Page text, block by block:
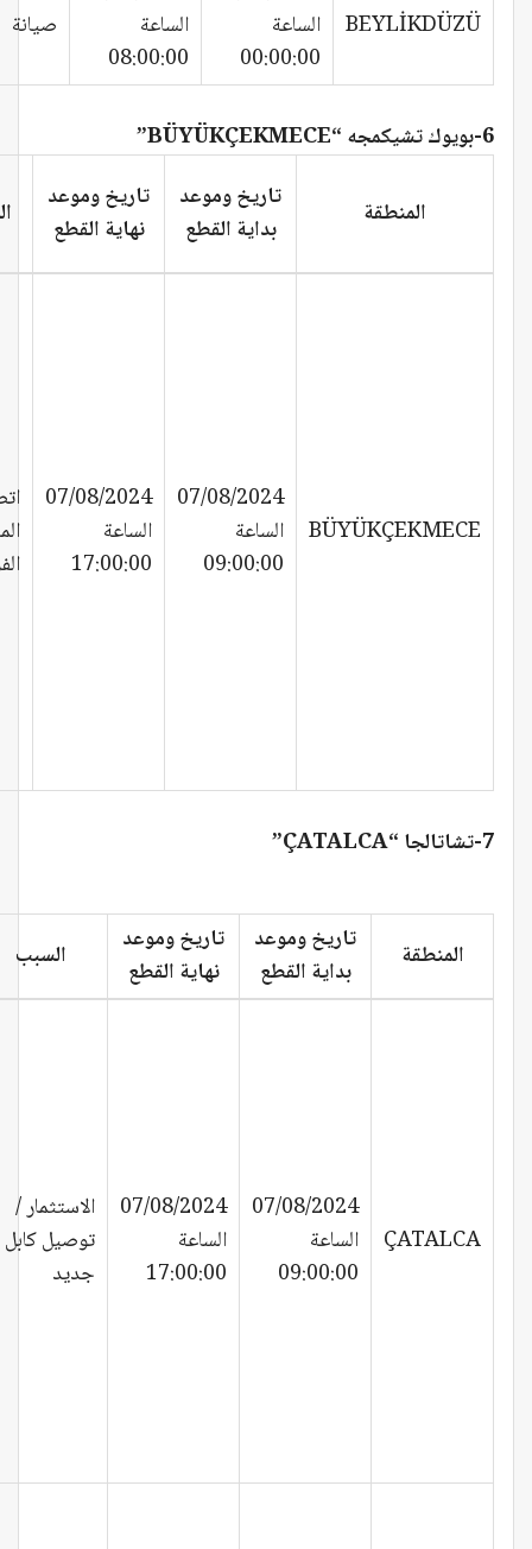
BEYLİKDÜZÜ
الساعة
00:00:00
الساعة
08:00:00
صيانة
6-بويوك تشيكمجه “BÜYÜKÇEKMECE”
المنطقة
تاريخ وموعد
بداية القطع
تاريخ وموعد
نهاية القطع
BÜYÜKÇEKMECE
07/08/2024
الساعة
09:00:00
07/08/2024
الساعة
17:00:00
7-تشاتالجا “ÇATALCA”
المنطقة
تاريخ وموعد
بداية القطع
تاريخ وموعد
نهاية القطع
السبب
ÇATALCA
07/08/2024
الساعة
09:00:00
07/08/2024
الساعة
17:00:00
الاستثمار /
توصيل كابل
جديد